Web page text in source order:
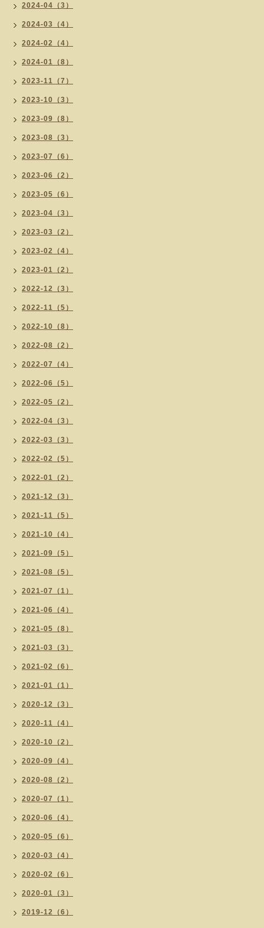
2024-04（3）
2024-03（4）
2024-02（4）
2024-01（8）
2023-11（7）
2023-10（3）
2023-09（8）
2023-08（3）
2023-07（6）
2023-06（2）
2023-05（6）
2023-04（3）
2023-03（2）
2023-02（4）
2023-01（2）
2022-12（3）
2022-11（5）
2022-10（8）
2022-08（2）
2022-07（4）
2022-06（5）
2022-05（2）
2022-04（3）
2022-03（3）
2022-02（5）
2022-01（2）
2021-12（3）
2021-11（5）
2021-10（4）
2021-09（5）
2021-08（5）
2021-07（1）
2021-06（4）
2021-05（8）
2021-03（3）
2021-02（6）
2021-01（1）
2020-12（3）
2020-11（4）
2020-10（2）
2020-09（4）
2020-08（2）
2020-07（1）
2020-06（4）
2020-05（6）
2020-03（4）
2020-02（6）
2020-01（3）
2019-12（6）